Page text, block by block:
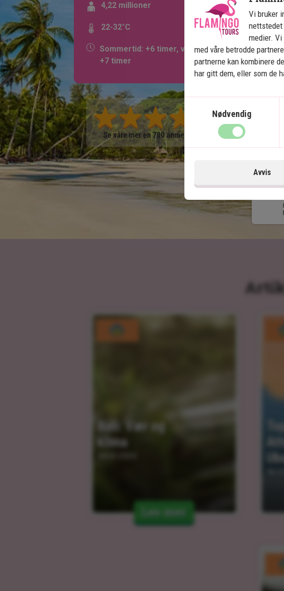
4,22 millioner
22-32°C
Sommertid: +6 timer, vintertid:
+7 timer
7
4
4-
Bali: Vær og
klima
Les mer
Vi bruker
medier.
med våre betrodde
partnerne kan kombinere
har gitt dem, eller som de
Nødvendig
Avvis